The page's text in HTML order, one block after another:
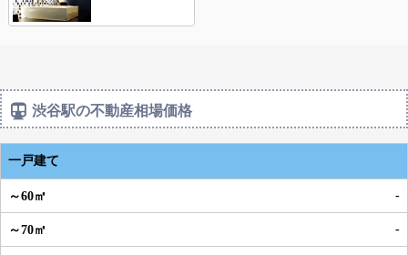
渋谷駅の不動産相場価格
一戸建て
-
-